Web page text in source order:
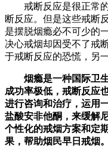
戒断反应是很正常
断反应。但是这些戒断
是摆脱烟瘾必不可少的
决心戒烟却因受不了戒
于戒断反应的恐慌，另
烟瘾是一种国际卫
成功率极低，戒断反应
进行咨询和治疗，运用
盐酸安非他酮，来缓解
个性化的戒烟方案和定
果，帮助烟民早日戒烟。